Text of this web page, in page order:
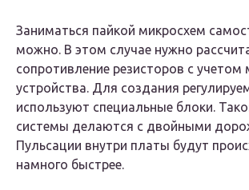
Заниматься пайкой микросхем
можно. В этом случае нужно
сопротивление резисторов с
устройства. Для создания
используют специальные блоки.
системы делаются с двойными
Пульсации внутри платы будут
намного быстрее.